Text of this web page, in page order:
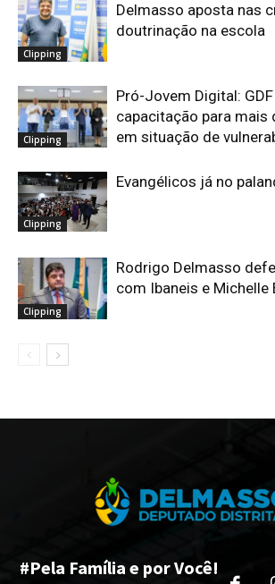
Clipping
Delmasso aposta nas
doutrinação na escola
Clipping
Pró-Jovem Digital:
capacitação para mais
em situação de
Clipping
Evangélicos já no
Clipping
Rodrigo Delmasso
com Ibaneis e Michelle
#Pela Família e por Você!